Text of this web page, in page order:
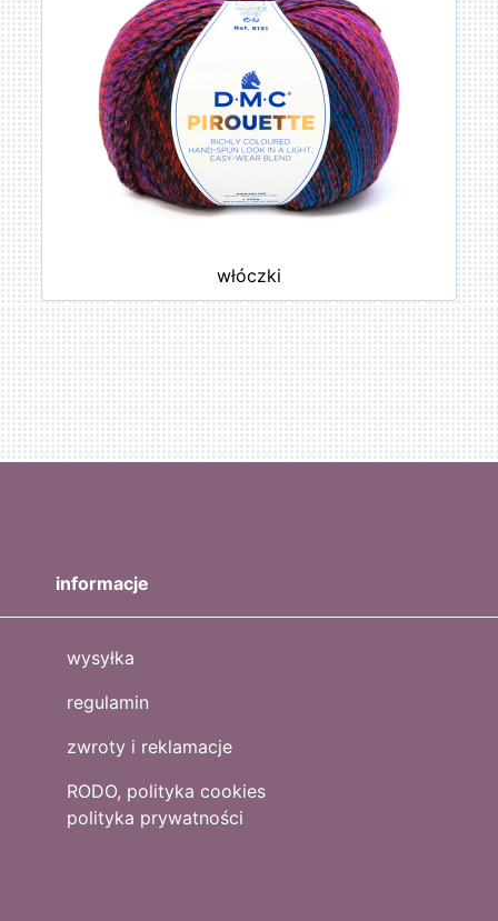
włóczki
informacje
wysyłka
regulamin
zwroty i reklamacje
RODO, polityka cookies
polityka prywatności